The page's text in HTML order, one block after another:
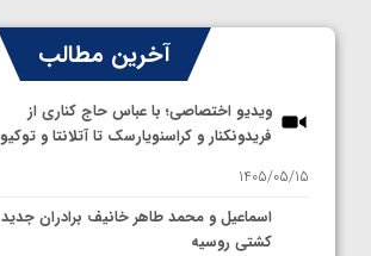
آخرین مطالب
ویدیو اختصاصی؛ با عباس حاج کناری از
فریدونکنار و کراسنویارسک تا آتلانتا و توکیو
1405/05/15
اسماعیل و محمد طاهر خانیف برادران جدید
کشتی روسیه